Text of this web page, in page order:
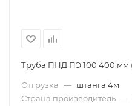
Труба ПНД ПЭ 100 400 мм
Отгрузка — штанга 4м
Страна производитель —